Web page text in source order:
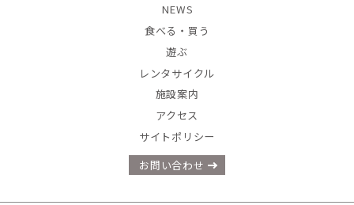
NEWS
食べる・買う
遊ぶ
レンタサイクル
施設案内
アクセス
サイトポリシー
お問い合わせ